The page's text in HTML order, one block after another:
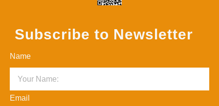
Subscribe to Newsletter
Name
Email